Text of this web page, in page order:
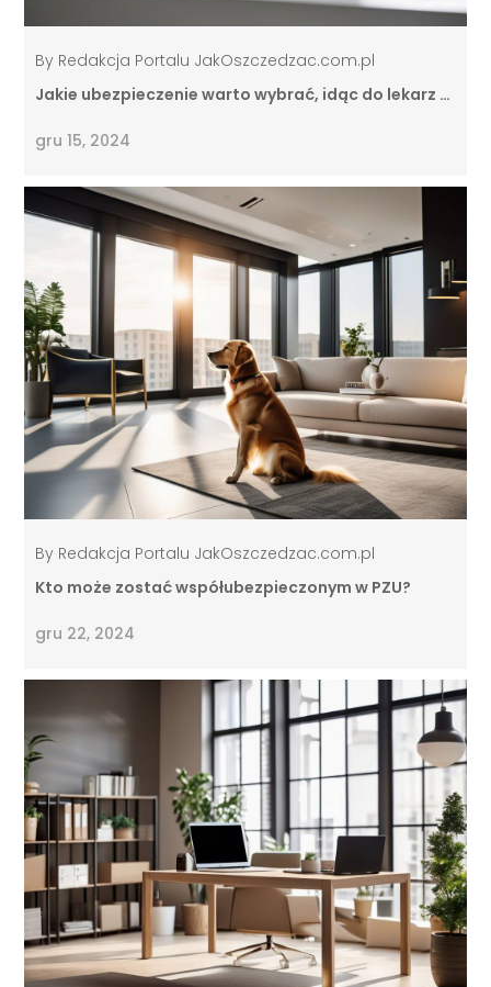
By Redakcja Portalu JakOszczedzac.com.pl
Jakie ubezpieczenie warto wybrać, idąc do lekarz …
gru 15, 2024
By Redakcja Portalu JakOszczedzac.com.pl
Kto może zostać współubezpieczonym w PZU?
gru 22, 2024